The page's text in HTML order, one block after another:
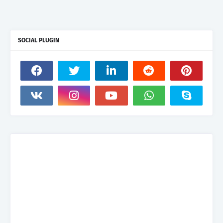
SOCIAL PLUGIN